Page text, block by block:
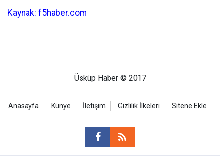
Kaynak: f5haber.com
Üsküp Haber © 2017
Anasayfa Künye İletişim Gizlilik İlkeleri Sitene Ekle